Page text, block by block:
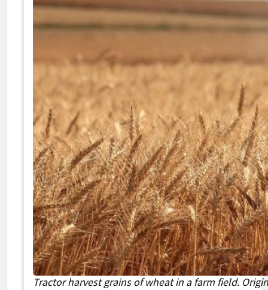
Tractor harvest grains of wheat in a farm field.